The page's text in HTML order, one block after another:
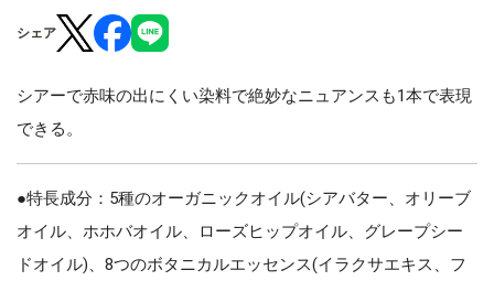
シェア
シアーで赤味の出にくい染料で絶妙なニュアンスも1本で表現
できる。
●特長成分：5種のオーガニックオイル(シアバター、オリーブ
オイル、ホホバオイル、ローズヒップオイル、グレープシー
ドオイル)、8つのボタニカルエッセンス(イラクサエキス、フ